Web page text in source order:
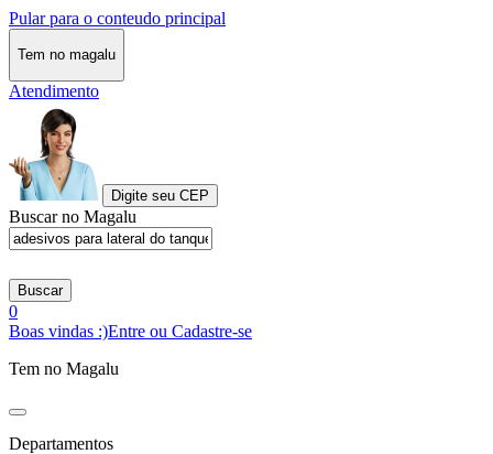
Pular para o conteudo principal
Tem no magalu
Atendimento
Digite seu CEP
Buscar no Magalu
Buscar
0
Boas vindas :)Entre ou Cadastre-se
Tem no Magalu
Departamentos